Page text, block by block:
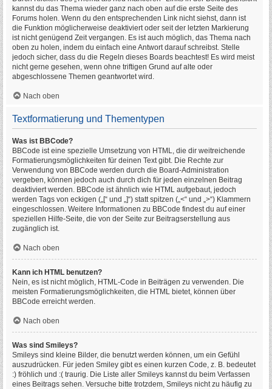
kannst du das Thema wieder ganz nach oben auf die erste Seite des
Forums holen. Wenn du den entsprechenden Link nicht siehst, dann ist
die Funktion möglicherweise deaktiviert oder seit der letzten Markierung
ist nicht genügend Zeit vergangen. Es ist auch möglich, das Thema nach
oben zu holen, indem du einfach eine Antwort darauf schreibst. Stelle
jedoch sicher, dass du die Regeln dieses Boards beachtest! Es wird meist
nicht gerne gesehen, wenn ohne triftigen Grund auf alte oder
abgeschlossene Themen geantwortet wird.
Nach oben
Textformatierung und Thementypen
Was ist BBCode?
BBCode ist eine spezielle Umsetzung von HTML, die dir weitreichende
Formatierungsmöglichkeiten für deinen Text gibt. Die Rechte zur
Verwendung von BBCode werden durch die Board-Administration
vergeben, können jedoch auch durch dich für jeden einzelnen Beitrag
deaktiviert werden. BBCode ist ähnlich wie HTML aufgebaut, jedoch
werden Tags von eckigen („[“ und „]“) statt spitzen („<“ und „>“) Klammern
eingeschlossen. Weitere Informationen zu BBCode findest du auf einer
speziellen Hilfe-Seite, die von der Seite zur Beitragserstellung aus
zugänglich ist.
Nach oben
Kann ich HTML benutzen?
Nein, es ist nicht möglich, HTML-Code in Beiträgen zu verwenden. Die
meisten Formatierungsmöglichkeiten, die HTML bietet, können über
BBCode erreicht werden.
Nach oben
Was sind Smileys?
Smileys sind kleine Bilder, die benutzt werden können, um ein Gefühl
auszudrücken. Für jeden Smiley gibt es einen kurzen Code, z. B. bedeutet
:) fröhlich und :( traurig. Die Liste aller Smileys kannst du beim Verfassen
eines Beitrags sehen. Versuche bitte trotzdem, Smileys nicht zu häufig zu